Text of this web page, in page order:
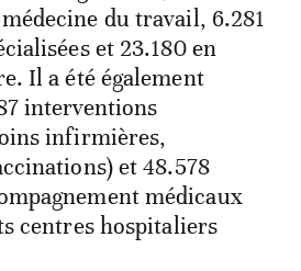
du travail, 6.281
et 23.180 en
Il a été également
interventions
infirmières,
et 48.578
médicaux
centres hospitaliers